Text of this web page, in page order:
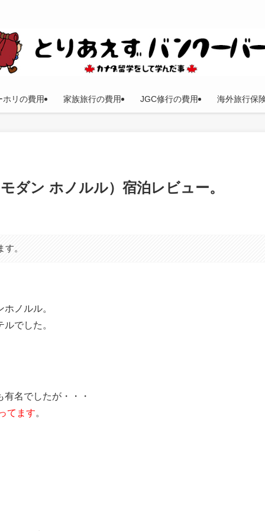
ホリの費用 家族旅行の費用 JGC修行の費用 海外旅行保
ダン ホノルル）宿泊レビュー。
。
ノルル。
でした。
名でしたが・・・
てます。